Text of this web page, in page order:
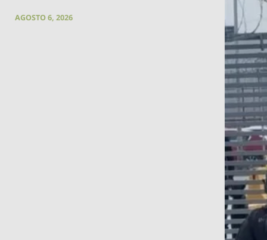
AGOSTO 6, 2026